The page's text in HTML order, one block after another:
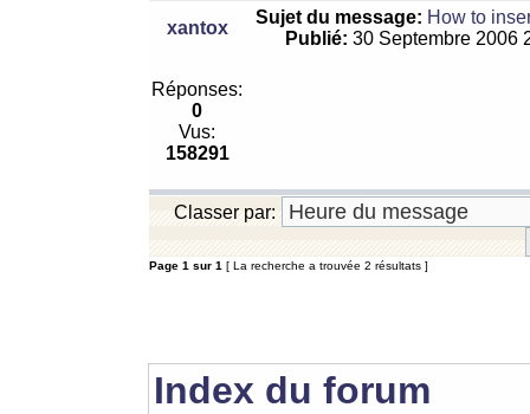
xantox
Sujet du message: How to
Publié: 30 Septembre 2006
Réponses:
0
Vus:
158291
Classer par:
Page 1 sur 1 [ La recherche a trouvée 2 résultats ]
Index du forum